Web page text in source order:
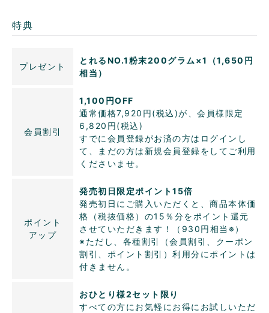
特典
プレゼント
とれるNO.1粉末200グラム×1（1,650円
相当）
会員割引
1,100円OFF
通常価格7,920円(税込)が、会員様限定
6,820円(税込)
すでに会員登録がお済の方はログインし
て、まだの方は新規会員登録をしてご利用
くださいませ。
ポイント
アップ
発売初日限定ポイント15倍
発売初日にご購入いただくと、商品本体価
格（税抜価格）の15％分をポイント還元
させていただきます！（930円相当※）
※ただし、各種割引（会員割引、クーポン
割引、ポイント割引）利用分にポイントは
付きません。
おひとり様2セット限り
すべての方にお気軽にお得にお試しいただ